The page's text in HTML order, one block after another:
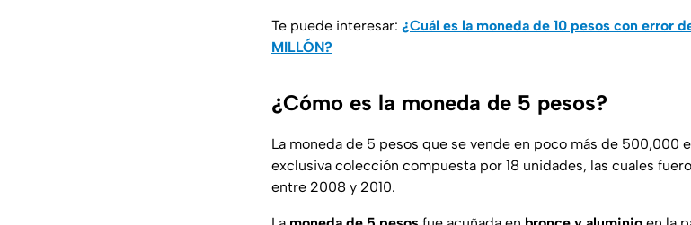
Te puede interesar: ¿Cuál es la moneda de 10 pesos con error
MILLÓN?
¿Cómo es la moneda de 5 pesos?
La moneda de 5 pesos que se vende en poco más de 500,000
exclusiva colección compuesta por 18 unidades, las cuales
entre 2008 y 2010.